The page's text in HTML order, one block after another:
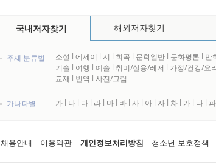
국내저자찾기 해외저자찾기
주제 분류별 소설 l 에세이 l 시 l 희곡 l 문학일반 l 문화평론 l 만
기술 l 여행 l 예술 l 취미/실용/레저 l 가정/건강/요
교재 l 번역 l 사진/그림
가나다별 가 l 나 l 다 l 라 l 마 l 바 l 사 l 아 l 자 l 차 l 카 l 타 l 파
채용안내 이용약관 개인정보처리방침 청소년 보호정책